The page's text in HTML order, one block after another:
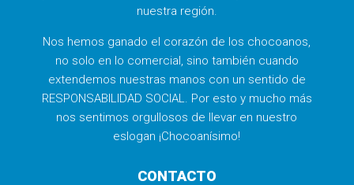
nuestra región.
Nos hemos ganado el corazón de los chocoanos,
no solo en lo comercial, sino también cuando
extendemos nuestras manos con un sentido de
RESPONSABILIDAD SOCIAL. Por esto y mucho más
nos sentimos orgullosos de llevar en nuestro
eslogan ¡Chocoanísimo!
CONTACTO